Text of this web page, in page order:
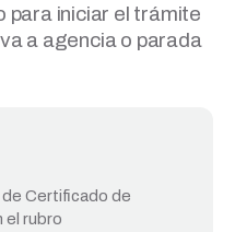
iniciar el trámite
a agencia o parada
Certificado de
el rubro